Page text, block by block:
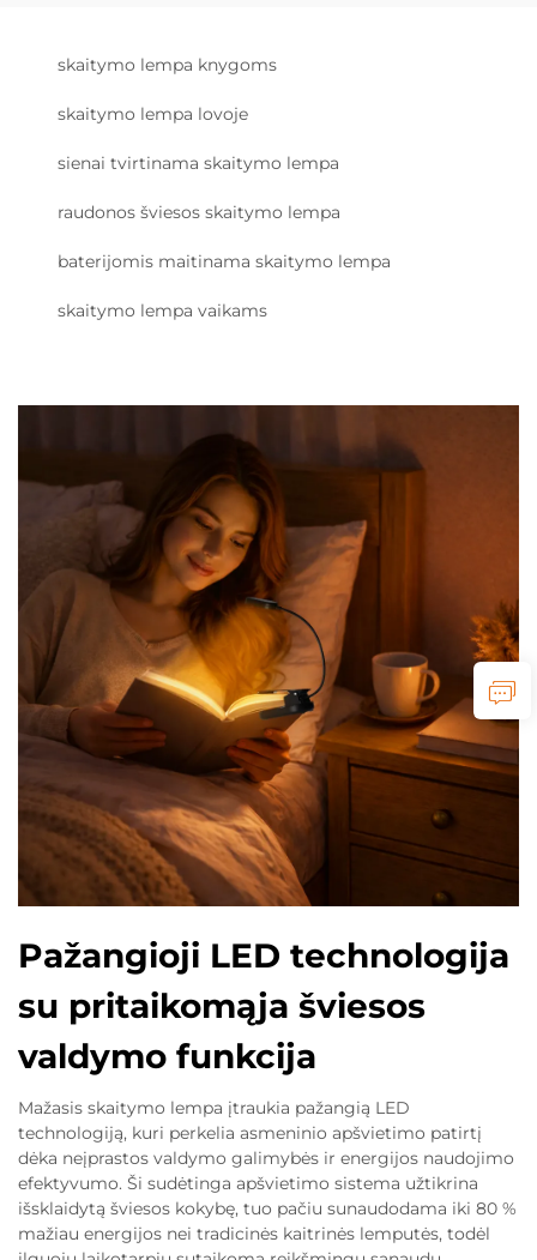
skaitymo lempa knygoms
skaitymo lempa lovoje
sienai tvirtinama skaitymo lempa
raudonos šviesos skaitymo lempa
baterijomis maitinama skaitymo lempa
skaitymo lempa vaikams
Pažangioji LED technologija
su pritaikomąja šviesos
valdymo funkcija
Mažasis skaitymo lempa įtraukia pažangią LED
technologiją, kuri perkelia asmeninio apšvietimo patirtį
dėka neįprastos valdymo galimybės ir energijos naudojimo
efektyvumo. Ši sudėtinga apšvietimo sistema užtikrina
išsklaidytą šviesos kokybę, tuo pačiu sunaudodama iki 80 %
mažiau energijos nei tradicinės kaitrinės lemputės, todėl